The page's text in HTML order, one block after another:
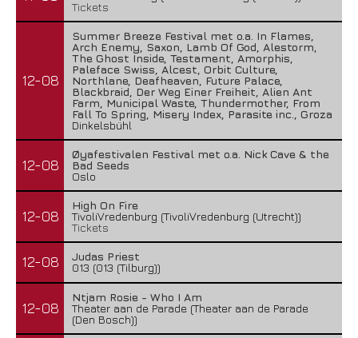
Tickets
12-08
Summer Breeze Festival met o.a. In Flames,
Arch Enemy, Saxon, Lamb Of God, Alestorm,
The Ghost Inside, Testament, Amorphis,
Paleface Swiss, Alcest, Orbit Culture,
Northlane, Deafheaven, Future Palace,
Blackbraid, Der Weg Einer Freiheit, Alien Ant
Farm, Municipal Waste, Thundermother, From
Fall To Spring, Misery Index, Parasite inc., Groza
Dinkelsbühl
12-08
Øyafestivalen Festival met o.a. Nick Cave & the
Bad Seeds
Oslo
12-08
High On Fire
TivoliVredenburg (TivoliVredenburg (Utrecht))
Tickets
12-08
Judas Priest
013 (013 (Tilburg))
12-08
Ntjam Rosie - Who I Am
Theater aan de Parade (Theater aan de Parade
(Den Bosch))